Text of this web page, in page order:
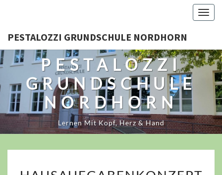
content
PESTALOZZI GRUNDSCHULE NORDHORN
PESTALOZZI
GRUNDSCHULE
NORDHORN
Lernen Mit Kopf, Herz & Hand